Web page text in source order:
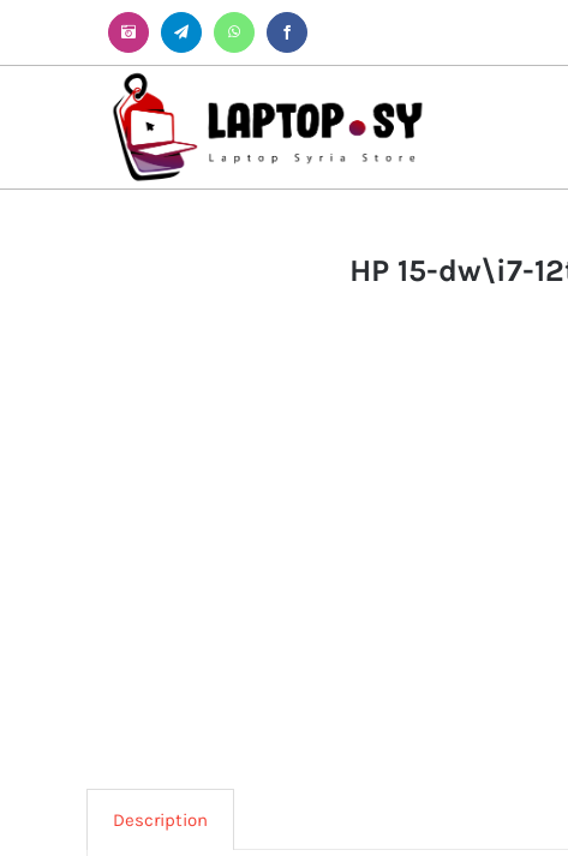
Facebook
WhatsApp
Telegram
Instagram
HP 15-dw\i7-
Description